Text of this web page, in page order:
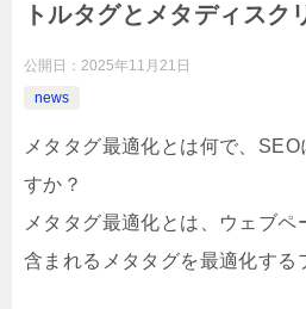
トルタグとメタディスク
公開日： 2025年11月21日
news
メタタグ最適化とは何で、
すか？
メタタグ最適化とは、ウェブ
含まれるメタタグを最適化する